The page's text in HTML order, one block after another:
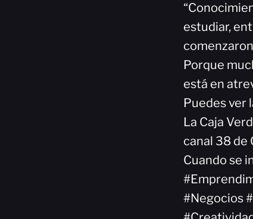
estudiar,
Porque
está en
Puedes ver
La Caja
canal 38 de
Cuando se
#Negocios